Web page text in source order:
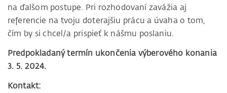
na ďalšom postupe. Pri rozhodovaní zavážia aj
referencie na tvoju doterajšiu prácu a úvaha o tom,
čím by si chcel/a prispieť k nášmu poslaniu.
Predpokladaný termín ukončenia výberového konania
3. 5. 2024.
Kontakt: